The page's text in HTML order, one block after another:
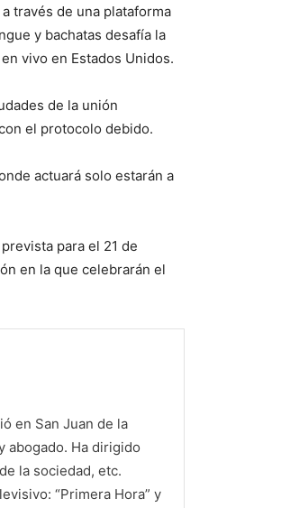
través de una plataforma
y bachatas desafía la
vivo en Estados Unidos.
de la unión
el protocolo debido.
actuará solo estarán a
para el 21 de
en la que celebrarán el
en San Juan de la
abogado. Ha dirigido
la sociedad, etc.
“Primera Hora” y